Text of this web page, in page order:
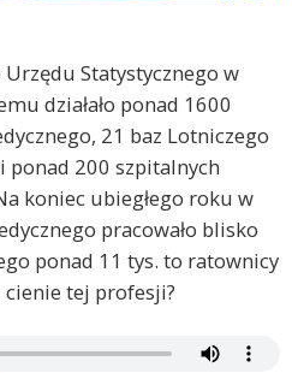
Urzędu Statystycznego w
działało ponad 1600
21 baz Lotniczego
ponad 200 szpitalnych
koniec ubiegłego roku w
pracowało blisko
ponad 11 tys. to ratownicy
cienie tej profesji?